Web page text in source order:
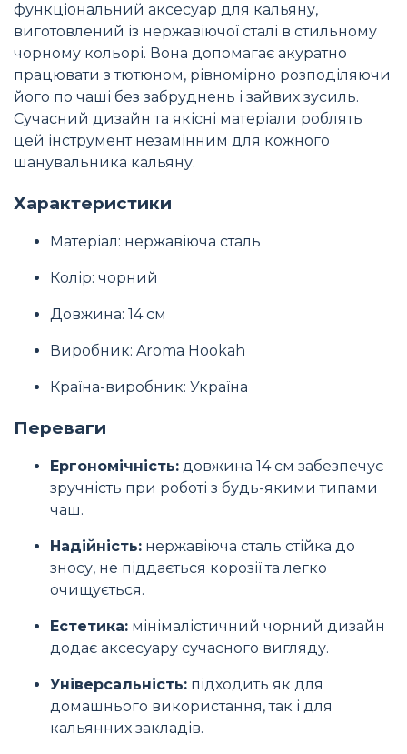
функціональний аксесуар для кальяну,
виготовлений із нержавіючої сталі в стильному
чорному кольорі. Вона допомагає акуратно
працювати з тютюном, рівномірно розподіляючи
його по чаші без забруднень і зайвих зусиль.
Сучасний дизайн та якісні матеріали роблять
цей інструмент незамінним для кожного
шанувальника кальяну.
Характеристики
Матеріал: нержавіюча сталь
Колір: чорний
Довжина: 14 см
Виробник: Aroma Hookah
Країна-виробник: Україна
Переваги
Ергономічність: довжина 14 см забезпечує
зручність при роботі з будь-якими типами
чаш.
Надійність: нержавіюча сталь стійка до
зносу, не піддається корозії та легко
очищується.
Естетика: мінімалістичний чорний дизайн
додає аксесуару сучасного вигляду.
Універсальність: підходить як для
домашнього використання, так і для
кальянних закладів.